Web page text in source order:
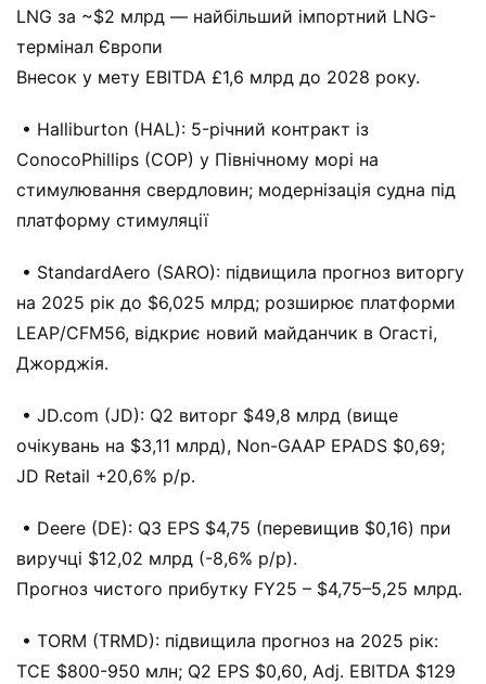
LNG за ~$2 млрд — найбільший імпортний LNG-
термінал Європи
Внесок у мету EBITDA £1,6 млрд до 2028 року.
• Halliburton (HAL): 5-річний контракт із
ConocoPhillips (COP) у Північному морі на
стимулювання свердловин; модернізація судна під
платформу стимуляції
• StandardAero (SARO): підвищила прогноз виторгу
на 2025 рік до $6,025 млрд; розширює платформи
LEAP/CFM56, відкриє новий майданчик в Огасті,
Джорджія.
• JD.com (JD): Q2 виторг $49,8 млрд (вище
очікувань на $3,11 млрд), Non-GAAP EPADS $0,69;
JD Retail +20,6% р/р.
• Deere (DE): Q3 EPS $4,75 (перевищив $0,16) при
виручці $12,02 млрд (-8,6% р/р).
Прогноз чистого прибутку FY25 – $4,75–5,25 млрд.
• TORM (TRMD): підвищила прогноз на 2025 рік:
TCE $800-950 млн; Q2 EPS $0,60, Adj. EBITDA $129